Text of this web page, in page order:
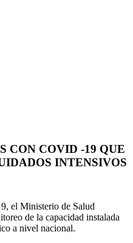
CON COVID -19 QUE
INTENSIVOS
el Ministerio de Salud
de la capacidad instalada
a nivel nacional.